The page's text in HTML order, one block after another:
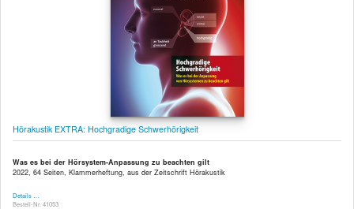
Hörakustik EXTRA: Hochgradige Schwerhörigkeit
Was es bei der Hörsystem-Anpassung zu beachten gilt
2022, 64 Seiten, Klammerheftung, aus der Zeitschrift Hörakustik
Details …
Bestell-Nr. 41053